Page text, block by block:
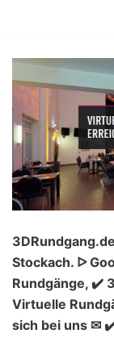
Inhalt
springen
Stockach. ᐅ
Rundgänge, ✔️
Virtuelle
sich bei uns ✉